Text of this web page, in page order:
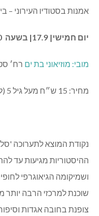
אמנות בסטודיו העירוני –
יום חמישי| 17.9| בשעה 17:00 |
מובי: מוזיאוני בת ים רח׳
מחיר: 15 ש״ח מעל גיל 5 (לתושבי בת ים 10 ₪)
נקודת המוצא לתערוכה
ההיסטוריות מגיעות עד
ושמיקומה הגיאוגרפי
שוכנת למרכזי הרבה יותר
צופנת בחובה אגדות